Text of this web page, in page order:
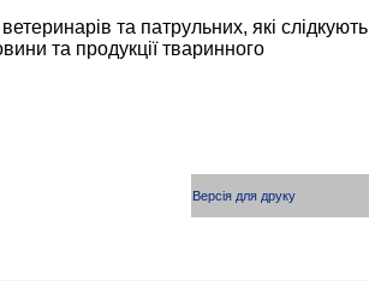
та патрульних, які слідкують
та продукції тваринного
Версія для друку